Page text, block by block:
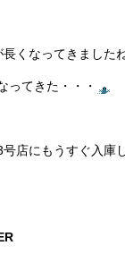
くなってきました
ってきた・・・
店にもうすぐ入庫